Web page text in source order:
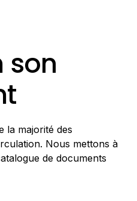
son
la majorité des
Nous mettons à
de documents